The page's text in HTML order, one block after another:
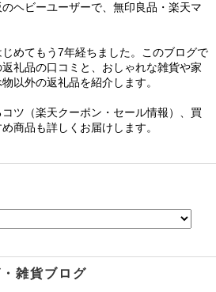
ヘビーユーザーで、無印良品・楽天マ
めてもう7年経ちました。このブログで
礼品の口コミと、おしゃれな雑貨や家
以外の返礼品を紹介します。
ツ（楽天クーポン・セール情報）、買
商品も詳しくお届けします。
雑貨ブログ